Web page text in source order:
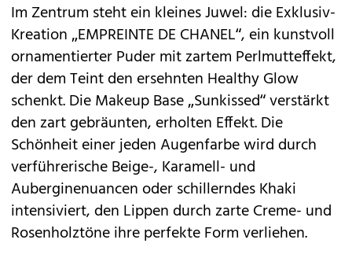
Im Zentrum steht ein kleines Juwel: die Exklusiv-
Kreation „EMPREINTE DE CHANEL“, ein kunstvoll
ornamentierter Puder mit zartem Perlmutteffekt,
der dem Teint den ersehnten Healthy Glow
schenkt. Die Makeup Base „Sunkissed“ verstärkt
den zart gebräunten, erholten Effekt. Die
Schönheit einer jeden Augenfarbe wird durch
verführerische Beige-, Karamell- und
Auberginenuancen oder schillerndes Khaki
intensiviert, den Lippen durch zarte Creme- und
Rosenholztöne ihre perfekte Form verliehen.